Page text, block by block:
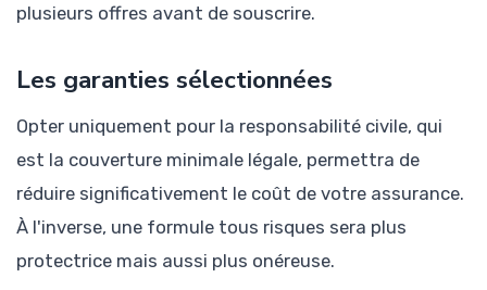
plusieurs offres avant de souscrire.
Les garanties sélectionnées
Opter uniquement pour la responsabilité civile, qui
est la couverture minimale légale, permettra de
réduire significativement le coût de votre assurance.
À l'inverse, une formule tous risques sera plus
protectrice mais aussi plus onéreuse.